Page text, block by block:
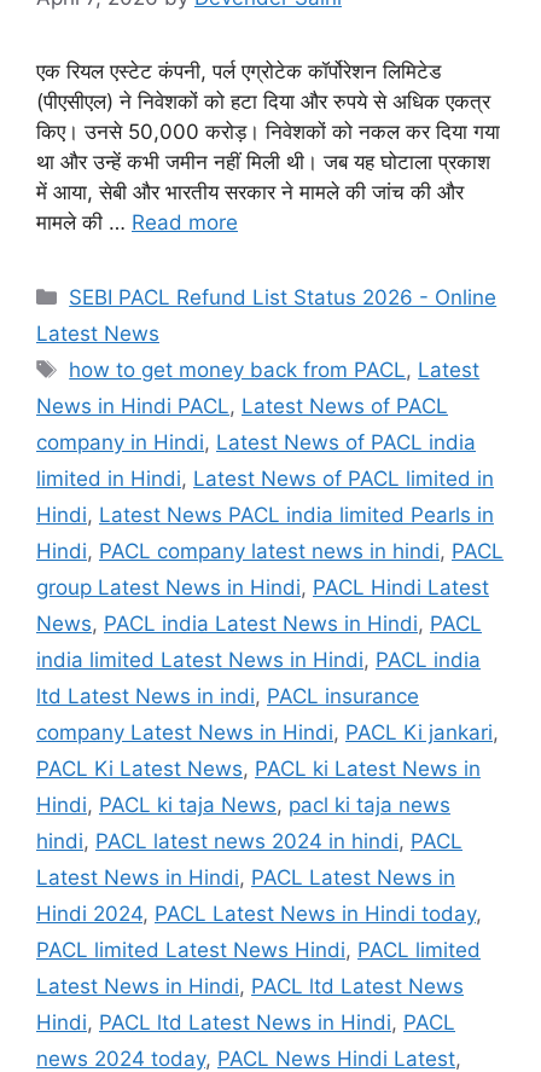
एक रियल एस्टेट कंपनी, पर्ल एग्रोटेक कॉर्पोरेशन लिमिटेड
(पीएसीएल) ने निवेशकों को हटा दिया और रुपये से अधिक एकत्र
किए। उनसे 50,000 करोड़। निवेशकों को नकल कर दिया गया
था और उन्हें कभी जमीन नहीं मिली थी। जब यह घोटाला प्रकाश
में आया, सेबी और भारतीय सरकार ने मामले की जांच की और
मामले की … Read more
Categories
SEBI PACL Refund List Status 2026 - Online
Latest News
Tags
how to get money back from PACL, Latest
News in Hindi PACL, Latest News of PACL
company in Hindi, Latest News of PACL india
limited in Hindi, Latest News of PACL limited in
Hindi, Latest News PACL india limited Pearls in
Hindi, PACL company latest news in hindi, PACL
group Latest News in Hindi, PACL Hindi Latest
News, PACL india Latest News in Hindi, PACL
india limited Latest News in Hindi, PACL india
ltd Latest News in indi, PACL insurance
company Latest News in Hindi, PACL Ki jankari,
PACL Ki Latest News, PACL ki Latest News in
Hindi, PACL ki taja News, pacl ki taja news
hindi, PACL latest news 2024 in hindi, PACL
Latest News in Hindi, PACL Latest News in
Hindi 2024, PACL Latest News in Hindi today,
PACL limited Latest News Hindi, PACL limited
Latest News in Hindi, PACL ltd Latest News
Hindi, PACL ltd Latest News in Hindi, PACL
news 2024 today, PACL News Hindi Latest,